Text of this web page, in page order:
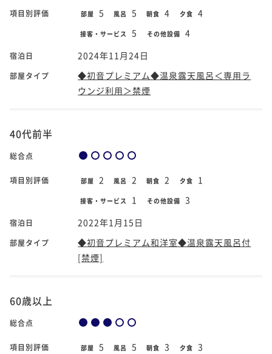
項目別評価 部屋 5 風呂 5 朝食 4 夕食 4
接客・サービス 5 その他設備 4
宿泊日 2024年11月24日
部屋タイプ
◆初音プレミアム◆温泉露天風呂＜専用ラ
ウンジ利用＞禁煙
40代前半
総合点
項目別評価 部屋 2 風呂 2 朝食 2 夕食 1
接客・サービス 1 その他設備 3
宿泊日 2022年1月15日
部屋タイプ
◆初音プレミアム和洋室◆温泉露天風呂付
[禁煙]
60歳以上
総合点
項目別評価 部屋 5 風呂 5 朝食 3 夕食 3